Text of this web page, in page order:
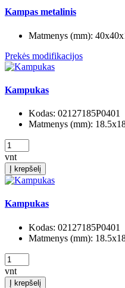
Kampas metalinis
Matmenys (mm):
Prekės modifikacijos
Kampukas
Kodas: 02127185P0401
Matmenys (mm):
vnt
Į krepšelį
Kampukas
Kodas: 02127185P0401
Matmenys (mm):
vnt
Į krepšelį